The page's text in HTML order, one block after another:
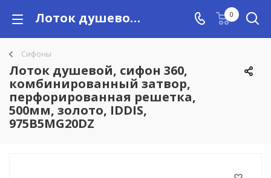
Лоток душевой, сифон 360, комбинированный затвор, перфорированная решетка, 500мм, золото, IDDIS, 975B5MG20DZ купить в Алматы с доставкой по Казахстану, цены 0
Сифоны
Лоток душевой, сифон 360,
комбинированный затвор,
перфорированная решетка,
500мм, золото, IDDIS,
975B5MG20DZ